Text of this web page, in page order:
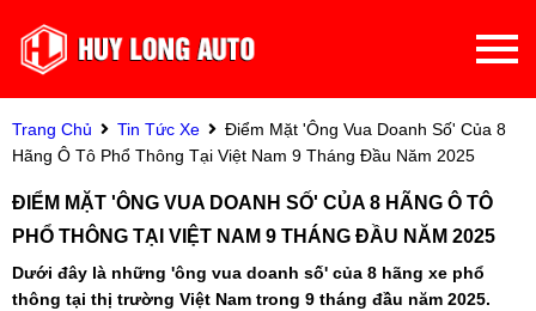
Trang Chủ Tin Tức Xe
Điểm Mặt 'ông Vua Doanh Số' Của 8
Hãng Ô Tô Phổ Thông Tại Việt Nam 9 Tháng Đầu Năm 2025
ĐIỂM MẶT 'ÔNG VUA DOANH SỐ' CỦA 8 HÃNG Ô TÔ
PHỔ THÔNG TẠI VIỆT NAM 9 THÁNG ĐẦU NĂM 2025
Dưới đây là những 'ông vua doanh số' của 8 hãng xe phổ
thông tại thị trường Việt Nam trong 9 tháng đầu năm 2025.